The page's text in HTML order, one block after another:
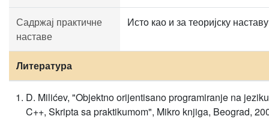
Садржај практичне
наставе
Истo као и за теоријску
Литература
D. Milićev, "Objektno orijentisano programiranje na jeziku
C++, Skripta sa praktikumom", Mikro knjiga, Beograd,